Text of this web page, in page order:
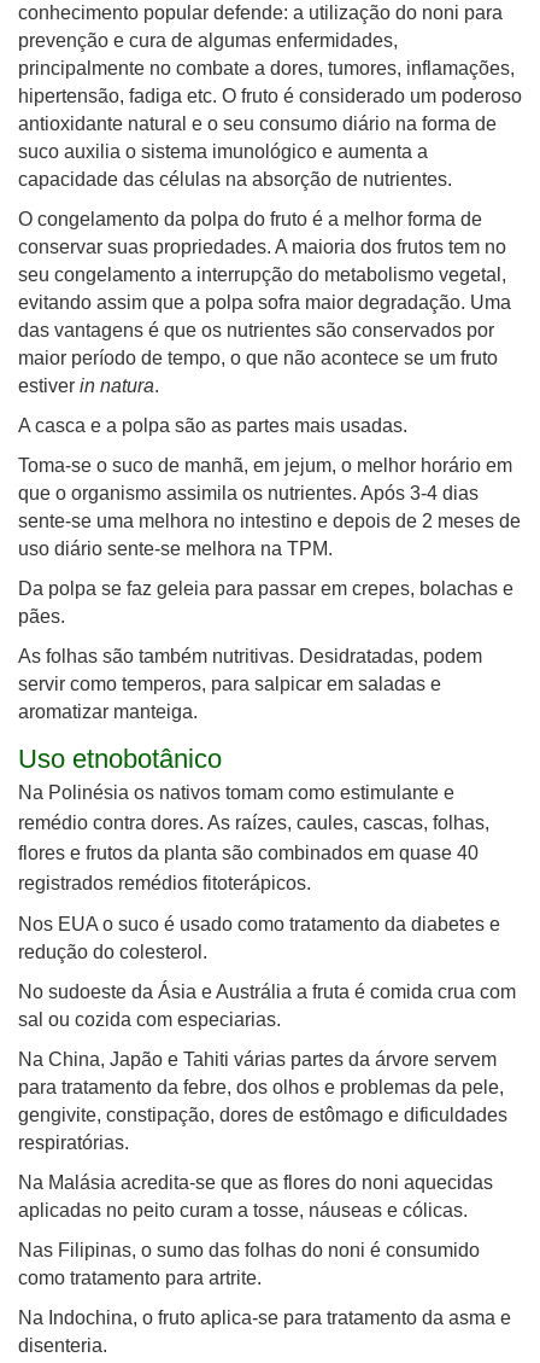
conhecimento popular defende: a utilização do noni para
prevenção e cura de algumas enfermidades,
principalmente no combate a dores, tumores, inflamações,
hipertensão, fadiga etc. O fruto é considerado um poderoso
antioxidante natural e o seu consumo diário na forma de
suco auxilia o sistema imunológico e aumenta a
capacidade das células na absorção de nutrientes.
O congelamento da polpa do fruto é a melhor forma de
conservar suas propriedades. A maioria dos frutos tem no
seu congelamento a interrupção do metabolismo vegetal,
evitando assim que a polpa sofra maior degradação. Uma
das vantagens é que os nutrientes são conservados por
maior período de tempo, o que não acontece se um fruto
estiver in natura.
A casca e a polpa são as partes mais usadas.
Toma-se o suco de manhã, em jejum, o melhor horário em
que o organismo assimila os nutrientes. Após 3-4 dias
sente-se uma melhora no intestino e depois de 2 meses de
uso diário sente-se melhora na TPM.
Da polpa se faz geleia para passar em crepes, bolachas e
pães.
As folhas são também nutritivas. Desidratadas, podem
servir como temperos, para salpicar em saladas e
aromatizar manteiga.
Uso etnobotânico
Na Polinésia os nativos tomam como estimulante e
remédio contra dores. As raízes, caules, cascas, folhas,
flores e frutos da planta são combinados em quase 40
registrados remédios fitoterápicos.
Nos EUA o suco é usado como tratamento da diabetes e
redução do colesterol.
No sudoeste da Ásia e Austrália a fruta é comida crua com
sal ou cozida com especiarias.
Na China, Japão e Tahiti várias partes da árvore servem
para tratamento da febre, dos olhos e problemas da pele,
gengivite, constipação, dores de estômago e dificuldades
respiratórias.
Na Malásia acredita-se que as flores do noni aquecidas
aplicadas no peito curam a tosse, náuseas e cólicas.
Nas Filipinas, o sumo das folhas do noni é consumido
como tratamento para artrite.
Na Indochina, o fruto aplica-se para tratamento da asma e
disenteria.